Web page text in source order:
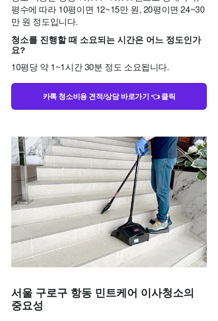
평수에 따라 10평이면 12~15만 원, 20평이면 24~30
만 원 정도입니다.
청소를 진행할 때 소요되는 시간은 어느 정도인가
요?
10평당 약 1~1시간 30분 정도 소요됩니다.
카톡 청소비용 견적/상담 바로가기 👈 클릭
서울 구로구 항동 민트케어 이사청소의
중요성